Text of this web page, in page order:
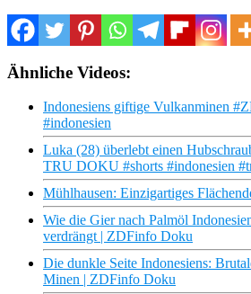
Ähnliche Videos:
Indonesiens giftige Vulkanminen
#indonesien
Luka (28) überlebt einen
TRU DOKU #shorts #indonesien
Mühlhausen: Einzigartiges
Wie die Gier nach Palmöl
verdrängt | ZDFinfo Doku
Die dunkle Seite Indonesiens:
Minen | ZDFinfo Doku